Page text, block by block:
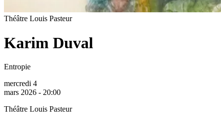
Théâtre Louis Pasteur
Karim Duval
Entropie
mercredi 4
mars 2026 - 20:00
Théâtre Louis Pasteur